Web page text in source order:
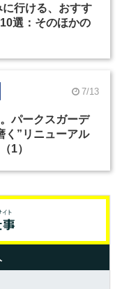
行ける、おすす
選：そのほかの
7/13
パークスガーデ
く”リニューアル
1）